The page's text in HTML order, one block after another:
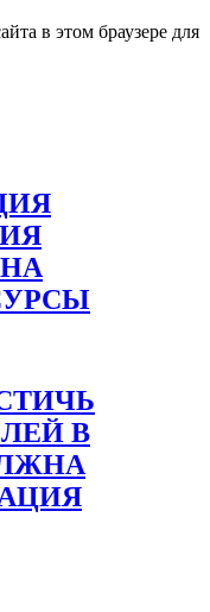
в этом браузере для
В